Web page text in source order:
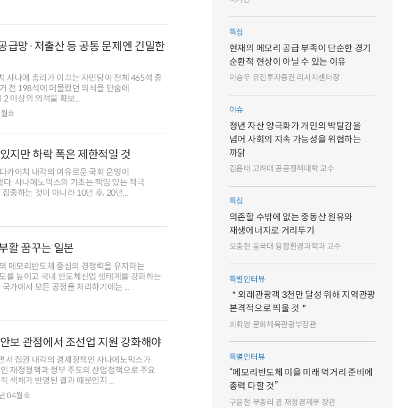
급망·저출산 등 공통 문제엔 긴밀한
사나에 총리가 이끄는 자민당이 전체 465석 중
전 198석에 머물렀던 의석을 단숨에
이상의 의석을 확보...
호
지만 하락 폭은 제한적일 것
카이치 내각의 여유로운 국회 운영이
. 사나에노믹스의 기초는 책임 있는 적극
중하는 것이 아니라 10년 후, 20년...
활 꿈꾸는 일본
메모리반도체 중심의 경쟁력을 유지하는
를 높이고 국내 반도체산업 생태계를 강화하는
가에서 모든 공정을 처리하기에는 ...
보 관점에서 조선업 지원 강화해야
서 집권 내각의 경제정책인 사나에노믹스가
재정정책과 정부 주도의 산업정책으로 주요
색채가 반영된 결과 때문인지 ...
04월호
특집
현재의 메모리 공급 부족이 단순한 경기
순환적 현상이 아닐 수 있는 이유
이승우 유진투자증권 리서치센터장
이슈
청년 자산 양극화가 개인의 박탈감을
넘어 사회의 지속 가능성을 위협하는
까닭
김윤태 고려대 공공정책대학 교수
특집
의존할 수밖에 없는 중동산 원유와
재생에너지로 거리두기
오충현 동국대 융합환경과학과 교수
특별인터뷰
＂외래관광객 3천만 달성 위해 지역관광
본격적으로 띄울 것＂
최휘영 문화체육관광부장관
특별인터뷰
“메모리반도체 이을 미래 먹거리 준비에
총력 다할 것”
구윤철 부총리 겸 재정경제부 장관